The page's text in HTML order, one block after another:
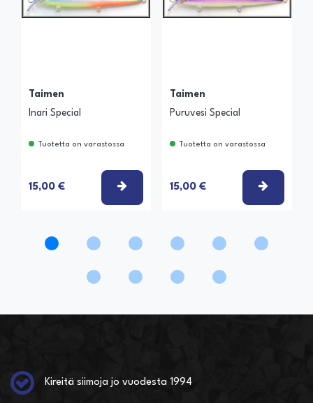
Taimen
Inari Special
Tuotetta on varastossa
15,00 € VALITSE VAIHTOEHTO
Taimen
Puruvesi Special
Tuotetta on varastossa
15,00 €
Kireitä siimoja jo vuodesta 1994